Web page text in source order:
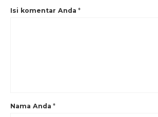
Isi komentar Anda *
Nama Anda *